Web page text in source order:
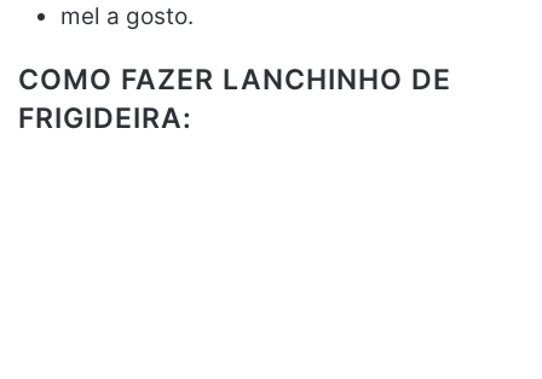
mel a gosto.
COMO FAZER LANCHINHO DE
FRIGIDEIRA: